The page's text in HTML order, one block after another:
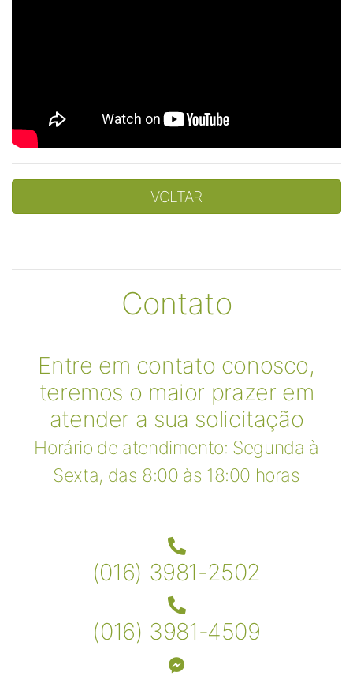
VOLTAR
Contato
Entre em contato conosco,
teremos o maior prazer em
atender a sua solicitação
Horário de atendimento: Segunda à
Sexta, das 8:00 às 18:00 horas
(016) 3981-2502
(016) 3981-4509